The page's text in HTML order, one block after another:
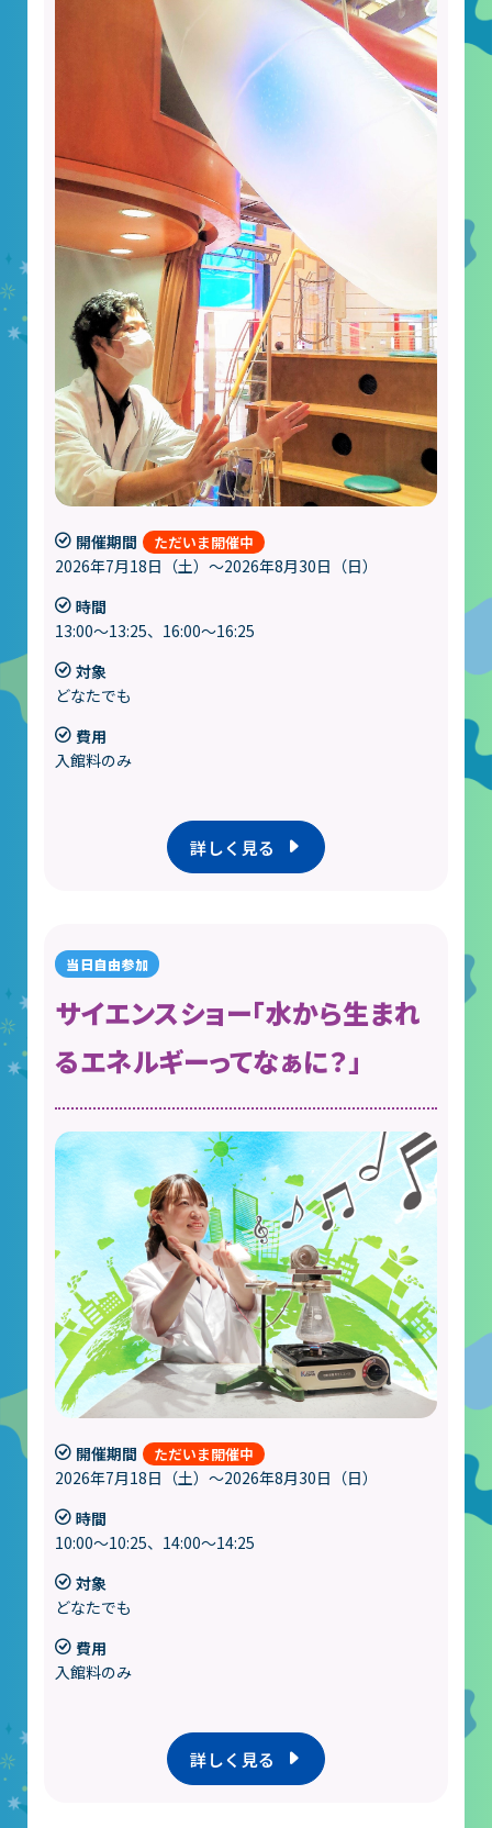
開催期間
2026年7月18日（土）～2026年8月30日（日）
時間
13:00～13:25、16:00～16:25
対象
どなたでも
費用
入館料のみ
詳しく見る
サイエンスショー「水から生まれ
るエネルギーってなぁに？」
開催期間
2026年7月18日（土）～2026年8月30日（日）
時間
10:00～10:25、14:00～14:25
対象
どなたでも
費用
入館料のみ
詳しく見る